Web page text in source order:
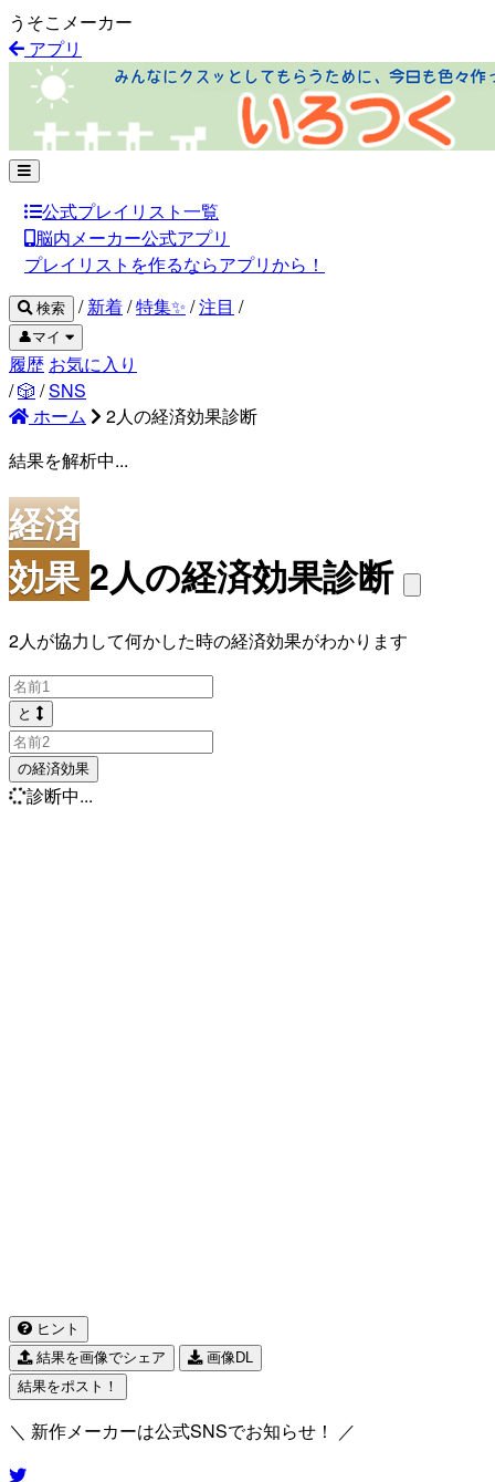
うそこメーカー
アプリ
公式プレイリスト一覧
脳内メーカー公式アプリ
プレイリストを作るならアプリから！
検索 / 新着/特集✨ /注目 /
👤マイ
履歴 お気に入り
/🎲 /SNS
ホーム
2人の経済効果診断
結果を解析中...
経済
効果 2人の経済効果診断
2人が協力して何かした時の経済効果がわかります
と
の経済効果
診断中...
ヒント
結果を画像でシェア
画像DL
結果をポスト！
＼ 新作メーカーは公式SNSでお知らせ！ ／